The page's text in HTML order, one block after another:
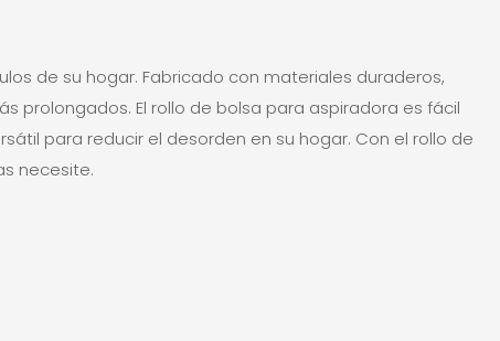
de su hogar. Fabricado con materiales duraderos,
prolongados. El rollo de bolsa para aspiradora es fácil
para reducir el desorden en su hogar. Con el rollo de
necesite.